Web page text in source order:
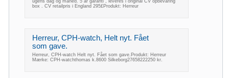
ugens dag og måned. 5 år garanti , leveres i original CV opbevaring
box . CV retailpris i England 295£Produkt: Herreur
Herreur, CPH-watch, Helt nyt. Fået
som gave.
Herreur, CPH-watch Helt nyt. Fået som gave.Produkt: Herreur
Mærke: CPH-watchthomas k.8600 Silkeborg27658222250 kr.